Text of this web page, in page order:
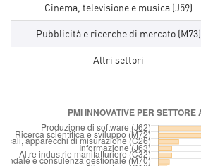
Cinema, televisione e musica (J59)
Pubblicità e ricerche di mercato (M73)
Altri settori